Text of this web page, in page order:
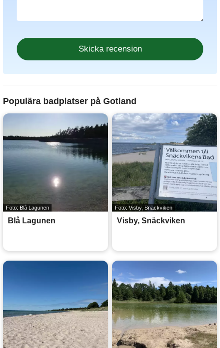
Populära badplatser på Gotland
Foto: Blå Lagunen
Blå Lagunen
Foto: Visby, Snäckviken
Visby, Snäckviken